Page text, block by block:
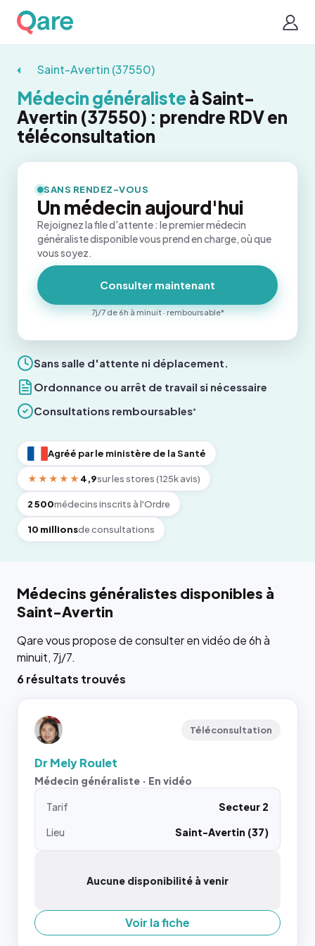
Saint-Avertin (37550)
Médecin généraliste à Saint-
Avertin (37550) : prendre RDV en
téléconsultation
Sans salle d'attente ni déplacement.
Ordonnance ou arrêt de travail si nécessaire
Consultations remboursables*
Agréé par le ministère de la Santé
★★★★★ 4,9sur les stores (125k avis)
2 500médecins inscrits à l'Ordre
10 millionsde consultations
SANS RENDEZ-VOUS
Un médecin aujourd'hui
Rejoignez la file d'attente : le premier médecin
généraliste disponible vous prend en charge, où que
vous soyez.
Consulter maintenant
7j/7 de 6h à minuit · remboursable*
Médecins généralistes disponibles à
Saint-Avertin
Qare vous propose de consulter en vidéo de 6h à
minuit, 7j/7.
6 résultats trouvés
Téléconsultation
Dr Mely Roulet
Médecin généraliste · En vidéo
Tarif
Secteur 2
Lieu
Saint-Avertin (37)
Aucune disponibilité à venir
Voir la fiche